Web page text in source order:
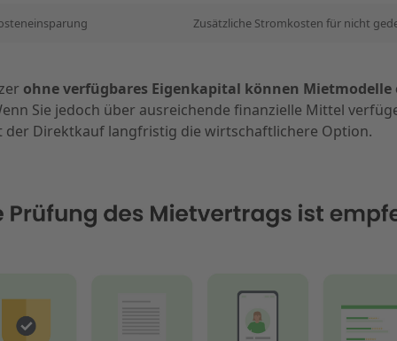
Zusätzliche Stromkosten für nicht
ohne verfügbares Eigenkapital können Mietmodelle
Sie jedoch über ausreichende finanzielle Mittel
der Direktkauf langfristig die wirtschaftlichere Option.